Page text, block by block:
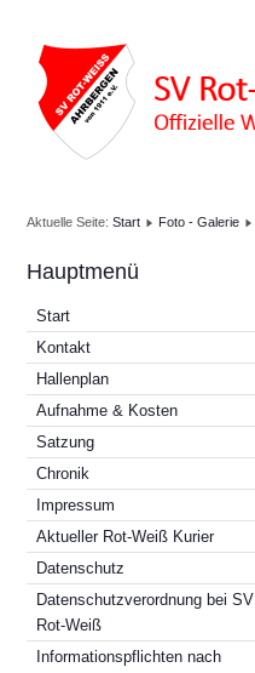
Aktuelle Seite: Start Foto - Galerie
Hauptmenü
Start
Kontakt
Hallenplan
Aufnahme & Kosten
Satzung
Chronik
Impressum
Aktueller Rot-Weiß Kurier
Datenschutz
Datenschutzverordnung bei SV
Rot-Weiß
Informationspflichten nach